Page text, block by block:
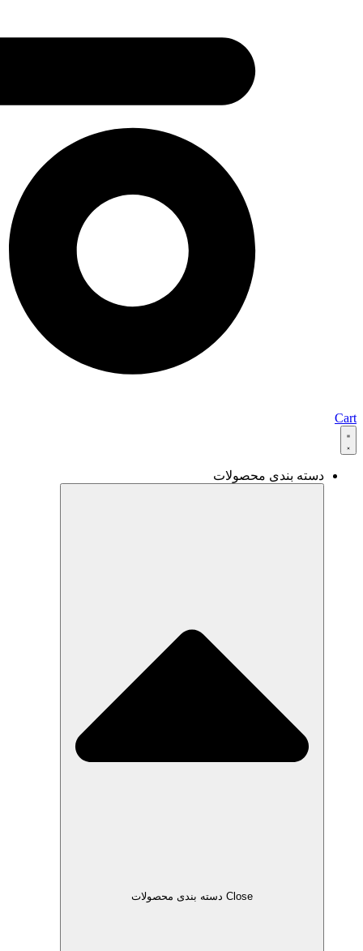
Cart
دسته بندی محصولات
Close دسته بندی محصولات